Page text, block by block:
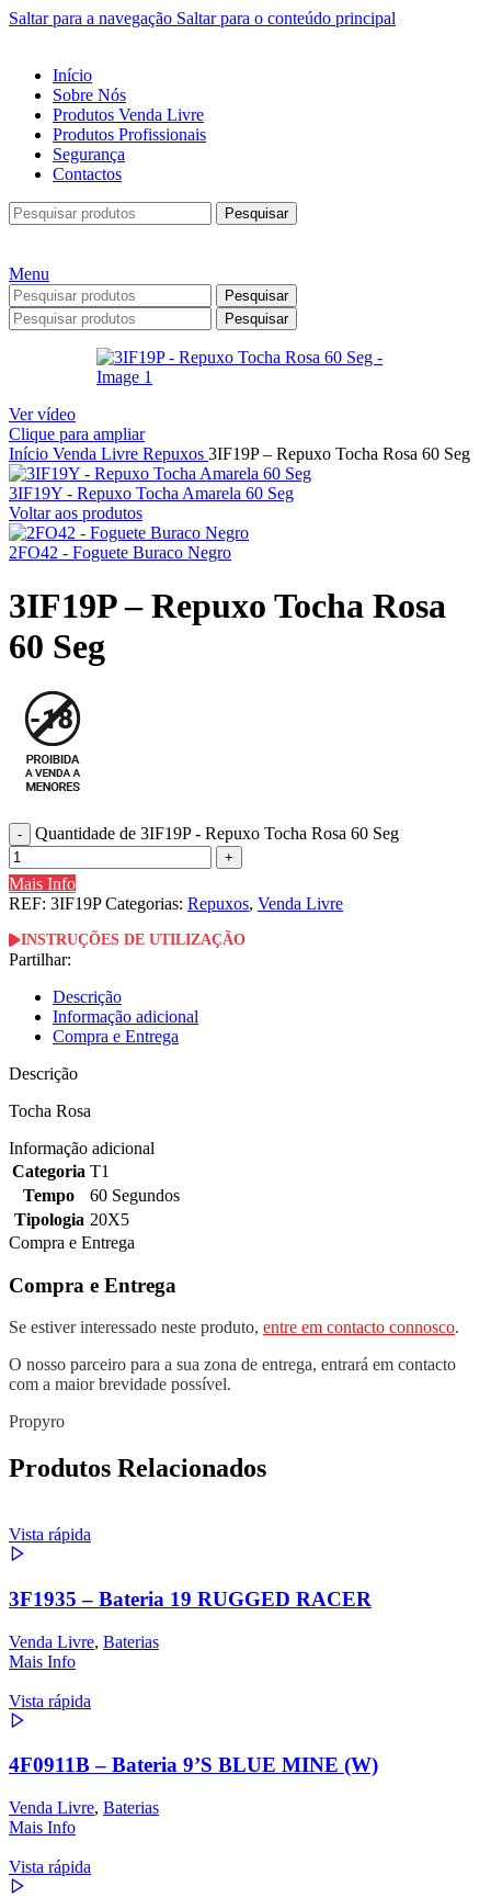
Saltar para a navegação Saltar para o conteúdo principal
Início
Sobre Nós
Produtos Venda Livre
Produtos Profissionais
Segurança
Contactos
Pesquisar
Menu
Pesquisar
Pesquisar
Ver vídeo
Clique para ampliar
Início Venda Livre Repuxos 3IF19P – Repuxo Tocha Rosa 60 Seg
3IF19Y - Repuxo Tocha Amarela 60 Seg
Voltar aos produtos
2FO42 - Foguete Buraco Negro
3IF19P – Repuxo Tocha Rosa
60 Seg
Quantidade de 3IF19P - Repuxo Tocha Rosa 60 Seg
Mais Info
REF: 3IF19PCategorias: Repuxos, Venda Livre
INSTRUÇÕES DE UTILIZAÇÃO
Partilhar:
Descrição
Informação adicional
Compra e Entrega
Descrição
Tocha Rosa
Informação adicional
Categoria T1
Tempo
60 Segundos
Tipologia 20X5
Compra e Entrega
Compra e Entrega
Se estiver interessado neste produto, entre em contacto connosco.
O nosso parceiro para a sua zona de entrega, entrará em contacto
com a maior brevidade possível.
Propyro
Produtos Relacionados
Vista rápida
3F1935 – Bateria 19 RUGGED RACER
Venda Livre, Baterias
Mais Info
Vista rápida
4F0911B – Bateria 9’S BLUE MINE (W)
Venda Livre, Baterias
Mais Info
Vista rápida